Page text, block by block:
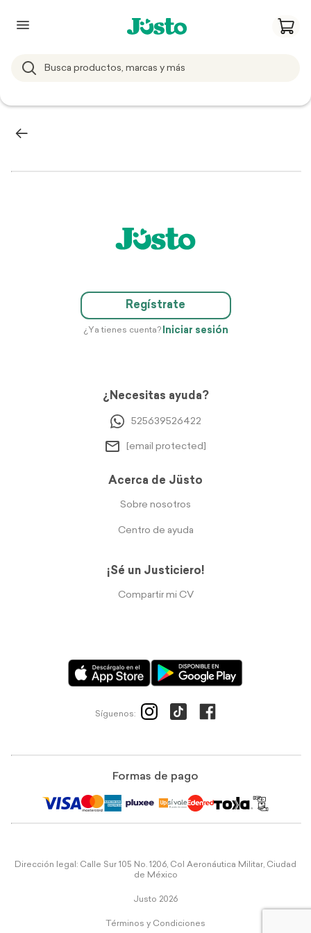
Regístrate
¿Ya tienes cuenta? Iniciar sesión
¿Necesitas ayuda?
525639526422
[email protected]
Acerca de Jüsto
Sobre nosotros
Centro de ayuda
¡Sé un Justiciero!
Compartir mi CV
Síguenos:
Formas de pago
Dirección legal: Calle Sur 105 No. 1206, Col Aeronáutica Militar, Ciudad
de México
Justo 2026
Términos y Condiciones